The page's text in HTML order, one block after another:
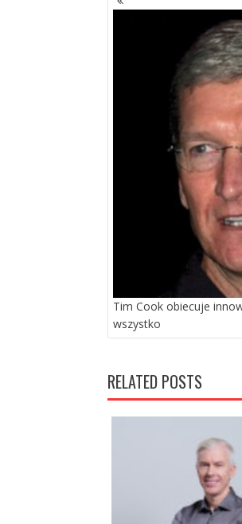
PO
Tim Cook obiecuje
wszystko
RELATED POSTS